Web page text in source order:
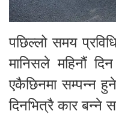
पछिल्लो समय
मानिसले महिनौं
एकैछिनमा सम्पन्न
दिनभित्रै कार बन्ने